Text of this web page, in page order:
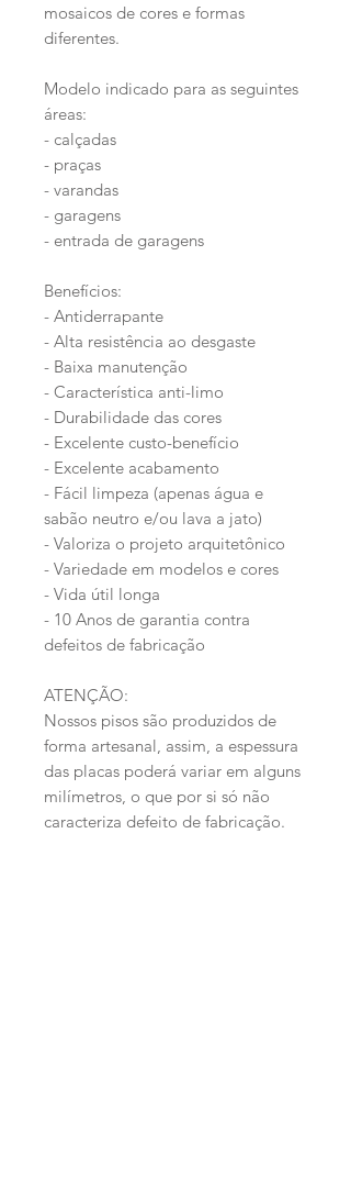
mosaicos de cores e formas
diferentes.
Modelo indicado para as seguintes
áreas:
- calçadas
- praças
- varandas
- garagens
- entrada de garagens
Benefícios:
- Antiderrapante
- Alta resistência ao desgaste
- Baixa manutenção
- Característica anti-limo
- Durabilidade das cores
- Excelente custo-benefício
- Excelente acabamento
- Fácil limpeza (apenas água e
sabão neutro e/ou lava a jato)
- Valoriza o projeto arquitetônico
- Variedade em modelos e cores
- Vida útil longa
- 10 Anos de garantia contra
defeitos de fabricação
ATENÇÃO:
Nossos pisos são produzidos de
forma artesanal, assim, a espessura
das placas poderá variar em alguns
milímetros, o que por si só não
caracteriza defeito de fabricação .